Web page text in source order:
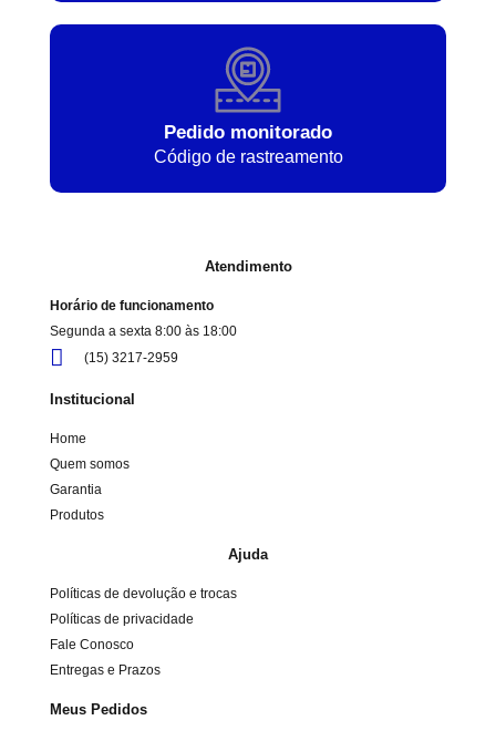
Pedido monitorado
Código de rastreamento
Atendimento
Horário de funcionamento
Segunda a sexta 8:00 às 18:00
(15) 3217-2959
Institucional
Home
Quem somos
Garantia
Produtos
Ajuda
Políticas de devolução e trocas
Políticas de privacidade
Fale Conosco
Entregas e Prazos
Meus Pedidos